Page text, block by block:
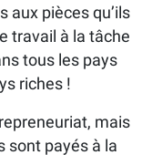
aux pièces qu’ils
travail à la tâche
tous les pays
riches !
mais
sont payés à la